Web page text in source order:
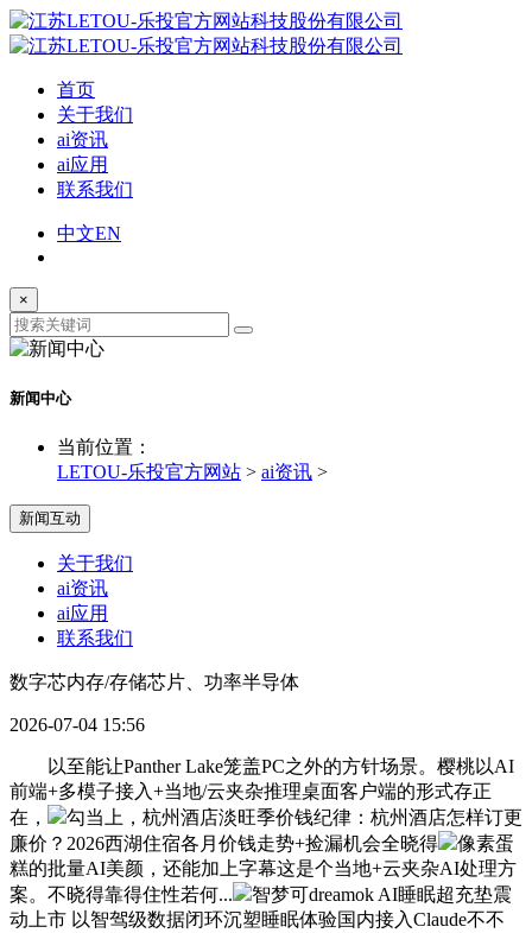
首页
关于我们
ai资讯
ai应用
联系我们
中文EN
×
新闻中心
当前位置：
LETOU-乐投官方网站 > ai资讯 >
新闻互动
关于我们
ai资讯
ai应用
联系我们
数字芯内存/存储芯片、功率半导体
2026-07-04 15:56
以至能让Panther Lake笼盖PC之外的方针场景。樱桃以AI
前端+多模子接入+当地/云夹杂推理桌面客户端的形式存正
在，
勾当上，杭州酒店淡旺季价钱纪律：杭州酒店怎样订更
廉价？2026西湖住宿各月价钱走势+捡漏机会全晓得
像素蛋
糕的批量AI美颜，还能加上字幕这是个当地+云夹杂AI处理方
案。不晓得靠得住性若何...
智梦可dreamok AI睡眠超充垫震
动上市 以智驾级数据闭环沉塑睡眠体验国内接入Claude不不